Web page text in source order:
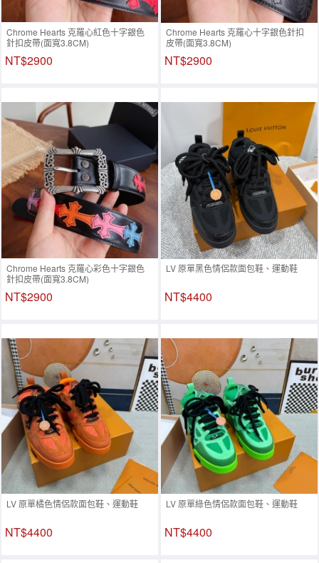
Chrome Hearts 克羅心紅色十字銀色
針扣皮帶(面寬3.8CM)
NT$2900
Chrome Hearts 克羅心十字銀色針扣
皮帶(面寬3.8CM)
NT$2900
Chrome Hearts 克羅心彩色十字銀色
針扣皮帶(面寬3.8CM)
NT$2900
LV 原單黑色情侶款面包鞋、運動鞋
NT$4400
LV 原單橘色情侶款面包鞋、運動鞋
NT$4400
LV 原單綠色情侶款面包鞋、運動鞋
NT$4400